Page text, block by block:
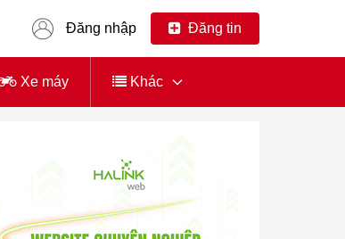
Đăng nhập Đăng tin
Xe máy Khác